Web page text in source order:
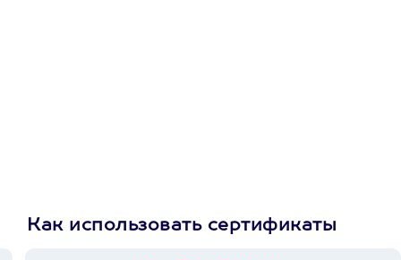
Как использовать сертификаты